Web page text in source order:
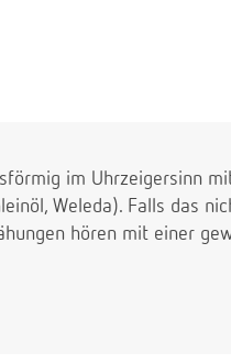
im Uhrzeigersinn
Weleda). Falls das
hören mit einer